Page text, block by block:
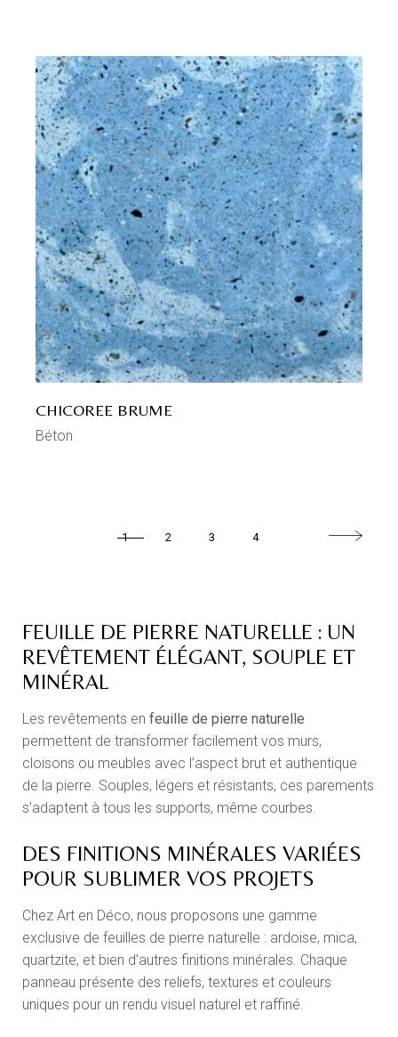
CHICOREE BRUME
Béton
1 2 3 4
FEUILLE DE PIERRE NATURELLE : UN
REVÊTEMENT ÉLÉGANT, SOUPLE ET
MINÉRAL
Les revêtements enfeuille de pierre naturelle
permettent de transformer facilement vos murs,
cloisons ou meubles avec l’aspect brut et authentique
de la pierre. Souples, légers et résistants, ces parements
s’adaptent à tous les supports, même courbes.
DES FINITIONS MINÉRALES VARIÉES
POUR SUBLIMER VOS PROJETS
Chez Art en Déco, nous proposons une gamme
exclusive de feuilles de pierre naturelle : ardoise, mica,
quartzite, et bien d’autres finitions minérales. Chaque
panneau présente des reliefs, textures et couleurs
uniques pour un rendu visuel naturel et raffiné.